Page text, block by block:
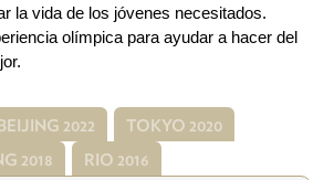
la vida de los jóvenes necesitados.
olímpica para ayudar a hacer del
2022
TOKYO 2020
2018
RIO 2016